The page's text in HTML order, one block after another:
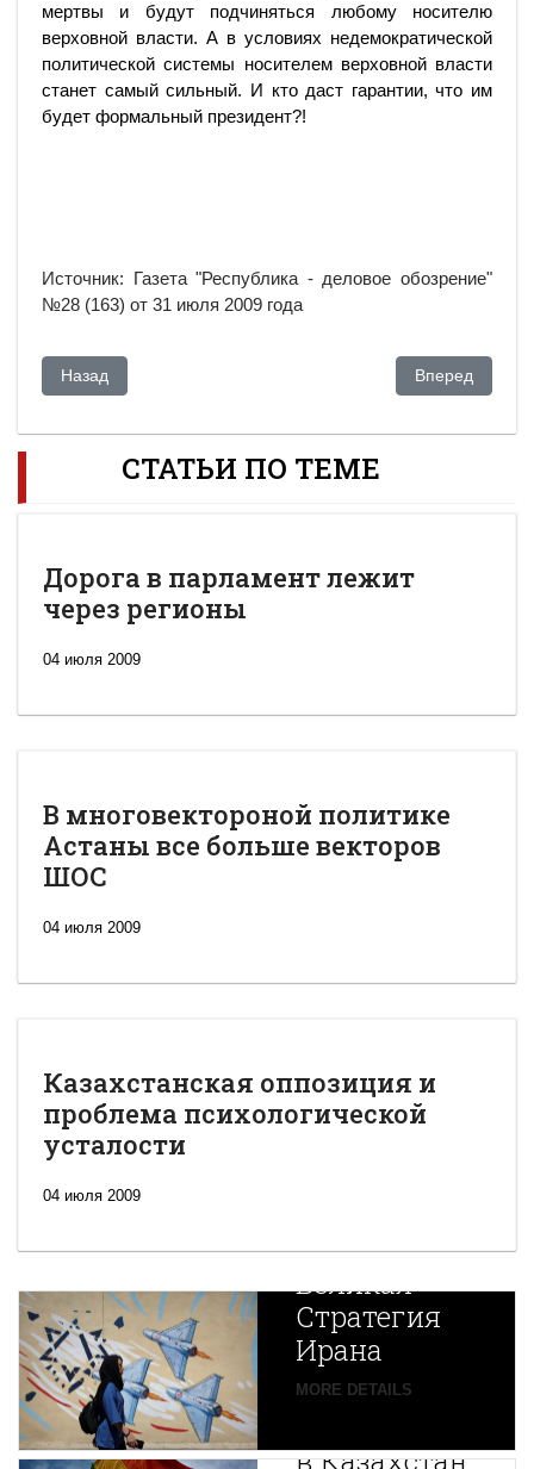
мертвы и будут подчиняться любому носителю
верховной власти. А в условиях недемократической
политической системы носителем верховной власти
станет самый сильный. И кто даст гарантии, что им
будет формальный президент?!
Источник: Газета "Республика - деловое обозрение"
№28 (163) от 31 июля 2009 года
Предыдущий: Утром – НАН, вечером – демократия.
Назад Следующий:
Вперед
СТАТЬИ ПО ТЕМЕ
Дорога в парламент лежит
через регионы
04 июля 2009
В многовектороной политике
Астаны все больше векторов
ШОС
04 июля 2009
Казахстанская оппозиция и
проблема психологической
усталости
04 июля 2009
Новая
Великая
Стратегия
Ирана
MORE DETAILS
Путин
в Казахстан